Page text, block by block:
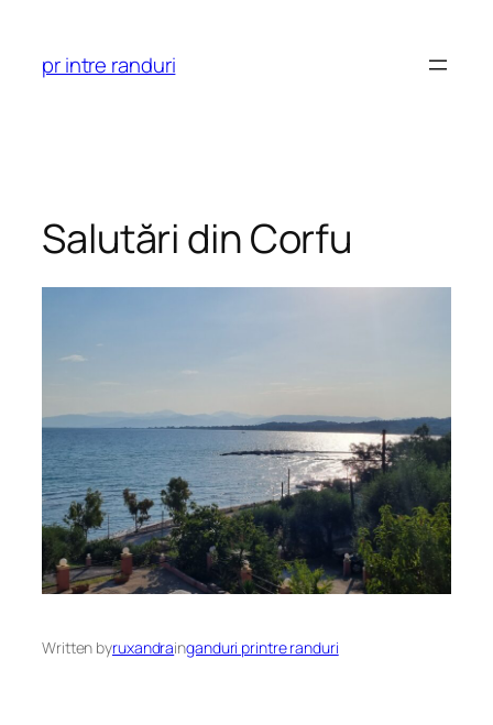
content
pr intre randuri
Salutări din Corfu
Written byruxandrainganduri printre randuri